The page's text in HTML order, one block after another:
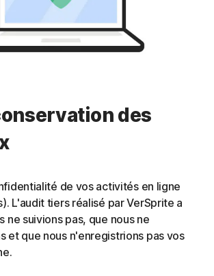
des
de vos activités en ligne
L'audit tiers réalisé par VerSprite a
ne suivions pas, que nous ne
et que nous n'enregistrions pas vos